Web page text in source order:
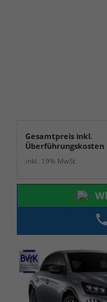
Gesamtpreis inkl.
Überführungskosten
inkl. 19% MwSt.